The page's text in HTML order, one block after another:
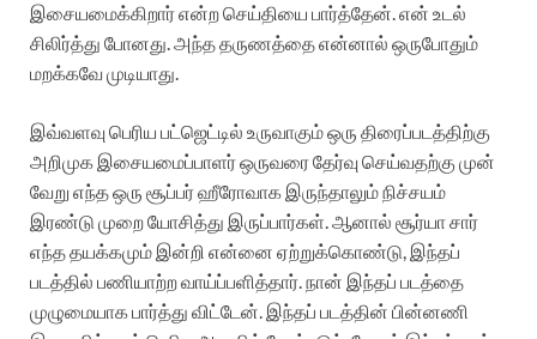
இசையமைக்கிறார் என்ற செய்தியை பார்த்தேன். என் உடல்
சிலிர்த்து போனது. அந்த தருணத்தை என்னால் ஒருபோதும்
மறக்கவே முடியாது.
இவ்வளவு பெரிய பட்ஜெட்டில் உருவாகும் ஒரு திரைப்படத்திற்கு
அறிமுக இசையமைப்பாளர் ஒருவரை தேர்வு செய்வதற்கு முன்
வேறு எந்த ஒரு சூப்பர் ஹீரோவாக இருந்தாலும் நிச்சயம்
இரண்டு முறை யோசித்து இருப்பார்கள். ஆனால் சூர்யா சார்
எந்த தயக்கமும் இன்றி என்னை ஏற்றுக்கொண்டு, இந்தப்
படத்தில் பணியாற்ற வாய்ப்பளித்தார். நான் இந்தப் படத்தை
முழுமையாக பார்த்து விட்டேன். இந்தப் படத்தின் பின்னணி